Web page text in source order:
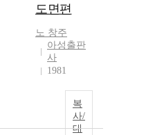
도면편
노 창주
아성출판
사
1981
복
사/
대